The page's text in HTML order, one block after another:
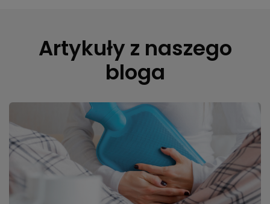
Artykuły z naszego
bloga